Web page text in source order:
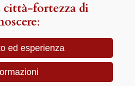
città-fortezza di
:
ed esperienza